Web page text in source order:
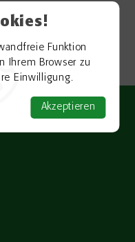
Funktion
Ihrem Browser zu
Einwilligung.
Akzeptieren